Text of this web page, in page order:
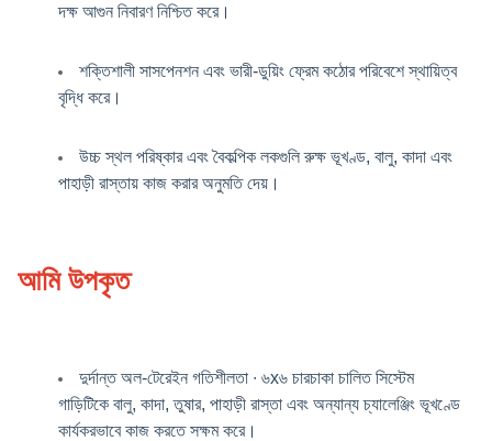
দক্ষ আগুন নিবারণ নিশ্চিত করে।
শক্তিশালী সাসপেনশন এবং ভারী-ডুয়িং ফ্রেম কঠোর পরিবেশে স্থায়িত্ব
বৃদ্ধি করে।
উচ্চ স্থল পরিষ্কার এবং বৈকল্পিক লকগুলি রুক্ষ ভূখণ্ড, বালু, কাদা এবং
পাহাড়ী রাস্তায় কাজ করার অনুমতি দেয়।
আমি উপকৃত
দুর্দান্ত অল-টেরেইন গতিশীলতা ∙ ৬x৬ চারচাকা চালিত সিস্টেম
গাড়িটিকে বালু, কাদা, তুষার, পাহাড়ী রাস্তা এবং অন্যান্য চ্যালেঞ্জিং ভূখণ্ডে
কার্যকরভাবে কাজ করতে সক্ষম করে।